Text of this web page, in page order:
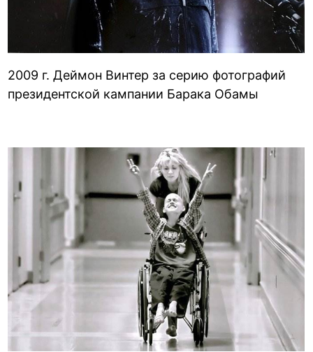
2009 г. Деймон Винтер за серию фотографий
президентской кампании Барака Обамы